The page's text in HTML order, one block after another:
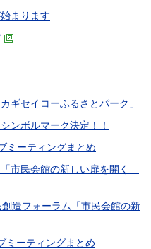
まります
ギセイコーふるさとパーク」
ンボルマーク決定！！
ーティングまとめ
市民会館の新しい扉を開く」
創造フォーラム「市民会館の新
ーティングまとめ